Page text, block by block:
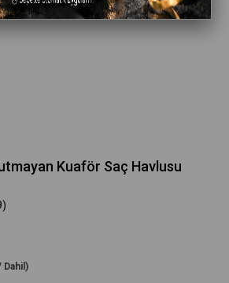
Kuaför Saç Havlusu
Dahil)